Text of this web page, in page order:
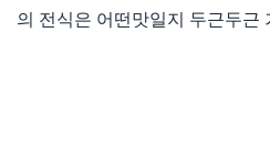
의 전식은 어떤맛일지 두근두근